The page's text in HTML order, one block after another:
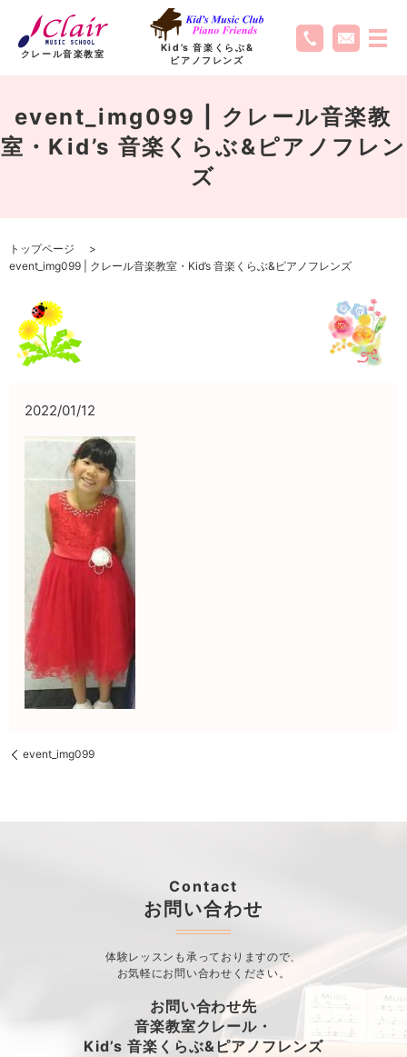
クレール音楽教室
Kid’s 音楽くらぶ&
ピアノフレンズ
event_img099 | クレール音楽教
室・Kid’s 音楽くらぶ&ピアノフレン
ズ
トップページ
event_img099 | クレール音楽教室・Kid’s 音楽くらぶ&ピアノフレンズ
2022/01/12
event_img099
Contact
お問い合わせ
体験レッスンも承っておりますので、
お気軽にお問い合わせください。
お問い合わせ先
音楽教室クレール・
Kid’s 音楽くらぶ&ピアノフレンズ